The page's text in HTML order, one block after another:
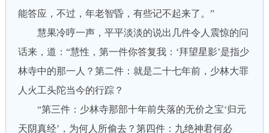
能答应，不过，年老智昏，有些记不起来了。”
慧果冷哼一声，平平淡淡的说出几件令人震惊的问
话来，道：“慧性，第一件你答复我：‘拜望星影’是指少
林寺中的那一人？第二件：就是二十七年前，少林大罪
人火工头陀当今的行踪？
“第三件：少林寺那部十年前失落的无价之宝‘归元
天阴真经’，为何人所偷去？第四件：九绝神君何必